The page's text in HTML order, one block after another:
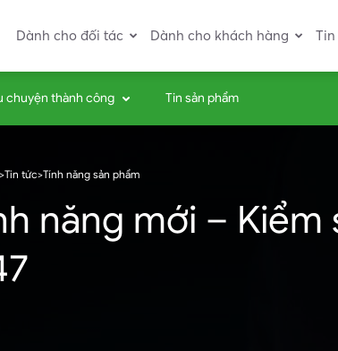
Dành cho đối tác Dành cho khách hàng
chuyện thành công Tin sản phẩm
>Tin tức>Tính năng sản phẩm
năng mới –